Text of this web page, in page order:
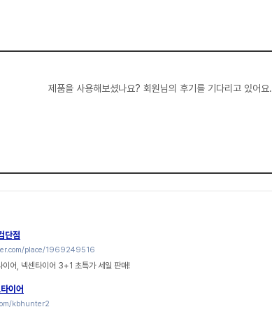
제품을 사용해보셨나요? 회원님의 후기를 기다리고 있어요.
단점
place/1969249516
이어, 넥센타이어 3+1 초특가 세일 판매!
이어
kbhunter2